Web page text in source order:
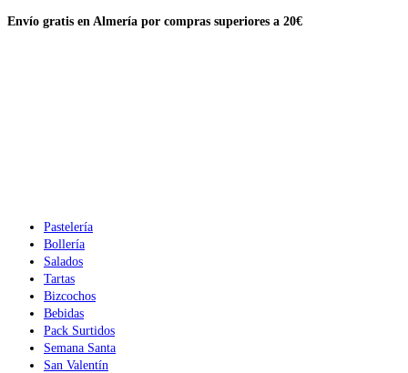
Ir
Envío gratis en Almería por compras superiores a 20€
Pastelería
Bollería
Salados
Tartas
Bizcochos
Bebidas
Pack Surtidos
Semana Santa
San Valentín